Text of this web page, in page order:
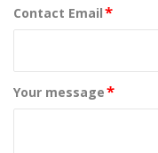
Contact Email*
Your message*